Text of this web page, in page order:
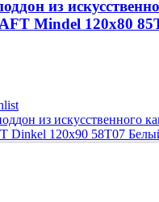
из
Mindel 120х80